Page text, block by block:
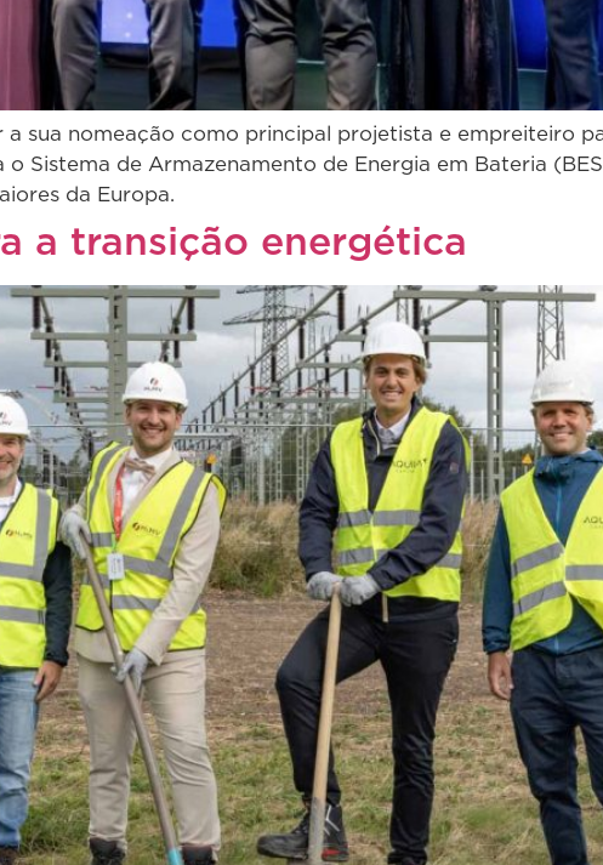
sua nomeação como principal projetista e empreiteiro
Sistema de Armazenamento de Energia em Bateria
da Europa.
a transição energética